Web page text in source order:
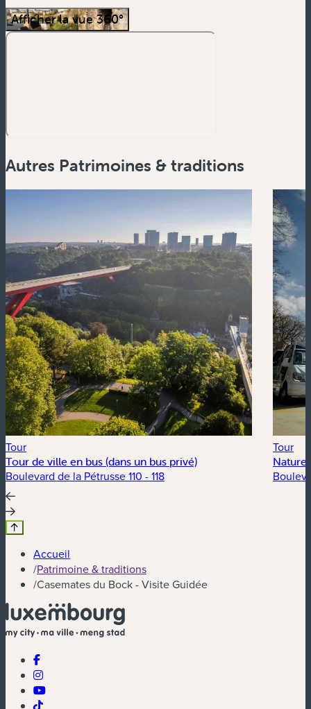
Afficher la vue 360°
Autres Patrimoines & traditions
Tour
Tour de ville en bus (dans un bus privé)
Boulevard de la Pétrusse 110 - 118
Tour
Nature
Accueil
/Patrimoine & traditions
/Casemates du Bock - Visite Guidée